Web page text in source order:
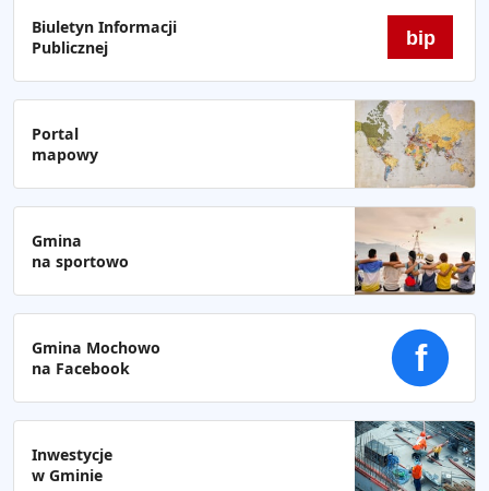
Biuletyn Informacji
Publicznej
bip
Portal
mapowy
Gmina
na sportowo
Gmina Mochowo
na Facebook
f
Inwestycje
w Gminie